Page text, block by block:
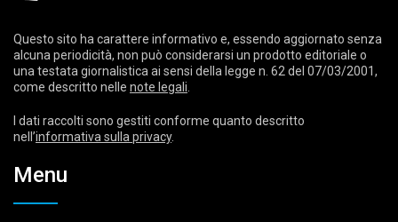
Questo sito ha carattere informativo e, essendo aggiornato senza
alcuna periodicità, non può considerarsi un prodotto editoriale o
una testata giornalistica ai sensi della legge n. 62 del 07/03/2001,
come descritto nelle note legali
I dati raccolti sono gestiti conforme quanto descritto
nell’informativa sulla privacy.
Menu